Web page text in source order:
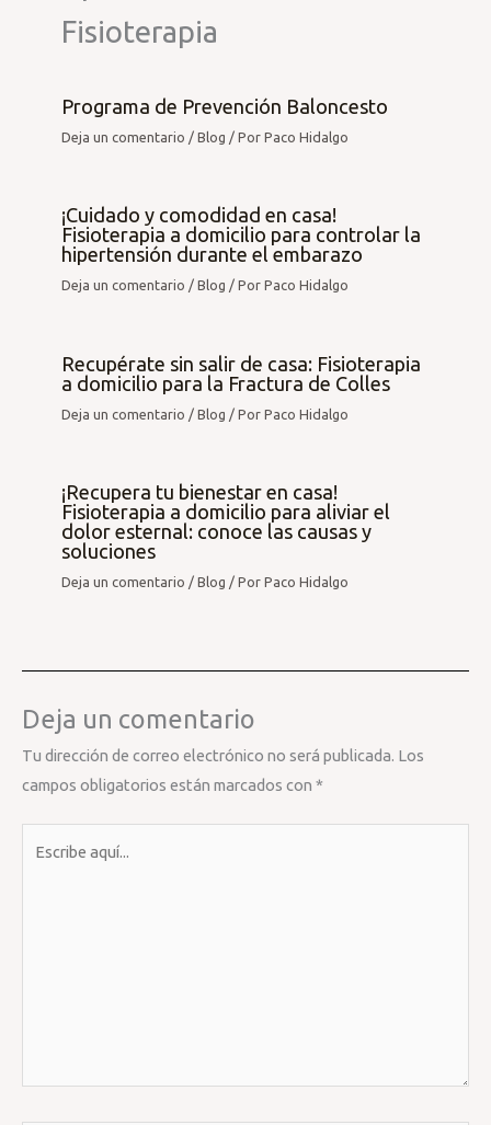
Fisioterapia
Programa de Prevención Baloncesto
Deja un comentario /Blog / PorPaco Hidalgo
¡Cuidado y comodidad en casa!
Fisioterapia a domicilio para controlar la
hipertensión durante el embarazo
Deja un comentario /Blog / PorPaco Hidalgo
Recupérate sin salir de casa: Fisioterapia
a domicilio para la Fractura de Colles
Deja un comentario /Blog / PorPaco Hidalgo
¡Recupera tu bienestar en casa!
Fisioterapia a domicilio para aliviar el
dolor esternal: conoce las causas y
soluciones
Deja un comentario /Blog / PorPaco Hidalgo
Deja un comentario
Tu dirección de correo electrónico no será publicada. Los
campos obligatorios están marcados con *